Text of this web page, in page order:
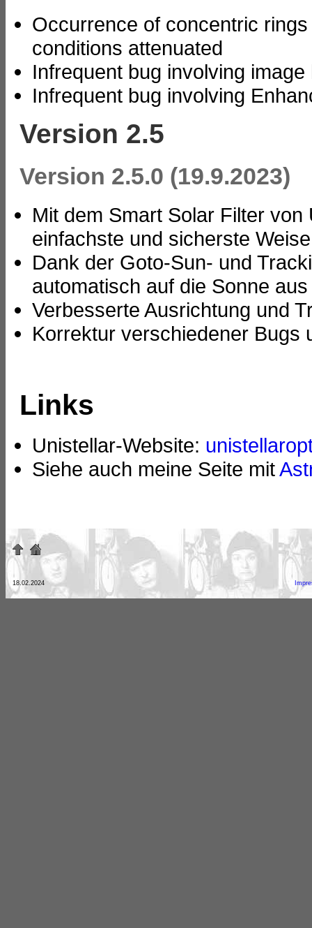
Occurrence of concentric
conditions attenuated
Infrequent bug involving
Infrequent bug involving
Version 2.5
Version 2.5.0 (19.9.2023)
Mit dem Smart Solar Filter
einfachste und sicherste
Dank der Goto-Sun- und
automatisch auf die Sonne
Verbesserte Ausrichtung und
Korrektur verschiedener Bugs
Links
Unistellar-Website:
Siehe auch meine Seite mit
18.02.2024